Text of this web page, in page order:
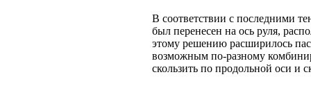
В соответствии с последними
был перенесен на ось руля,
этому решению расширилось
возможным по-разному
скользить по продольной оси и